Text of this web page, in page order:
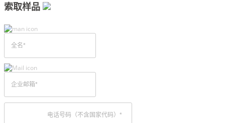
索取样品